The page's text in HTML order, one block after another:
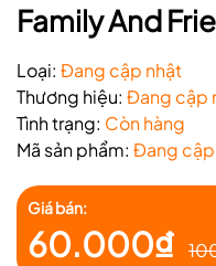
Family And
Loại: Đang cập nhật
Thương hiệu: Đang cập
Tình trạng: Còn hàng
Mã sản phẩm: Đang
Giá bán:
60.000₫